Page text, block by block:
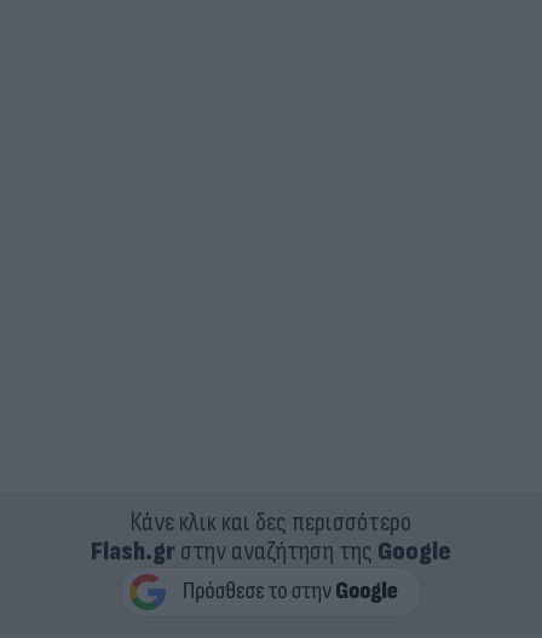
Κάνε κλικ και δες περισσότερο
Flash.grστην αναζήτηση της Google